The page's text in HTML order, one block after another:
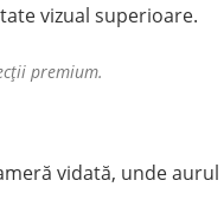
vizual superioare.
premium.
vidată, unde